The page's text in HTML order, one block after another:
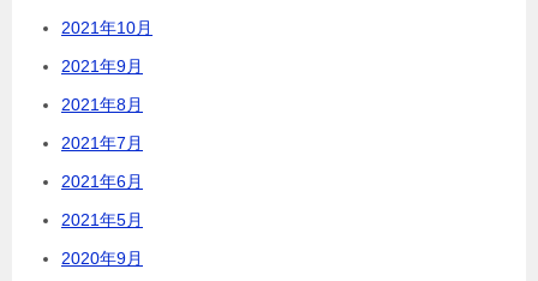
2021年10月
2021年9月
2021年8月
2021年7月
2021年6月
2021年5月
2020年9月